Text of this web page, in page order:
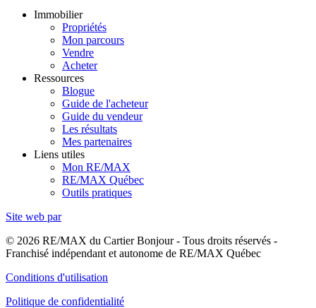
Immobilier
Propriétés
Mon parcours
Vendre
Acheter
Ressources
Blogue
Guide de l'acheteur
Guide du vendeur
Les résultats
Mes partenaires
Liens utiles
Mon RE/MAX
RE/MAX Québec
Outils pratiques
Site web par
© 2026 RE/MAX du Cartier Bonjour - Tous droits réservés -
Franchisé indépendant et autonome de RE/MAX Québec
Conditions d'utilisation
Politique de confidentialité